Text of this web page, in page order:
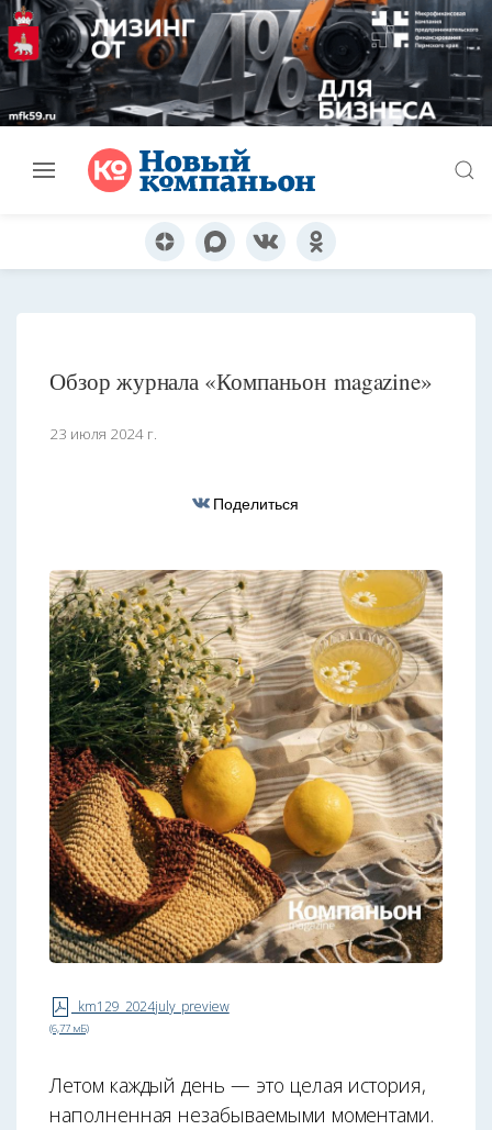
Обзор журнала «Компаньон magazine»
23 июля 2024 г.
Поделиться
km129_2024july_preview
(6,77 мБ)
Летом каждый день — это целая история,
наполненная незабываемыми моментами.